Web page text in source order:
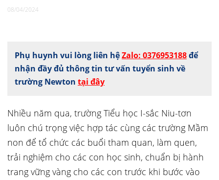
08/04/2024
Phụ huynh vui lòng liên hệZalo: 0376953188để
nhận đầy đủ thông tin tư vấn tuyển sinh về
trường Newton tại đây
Nhiều năm qua, trường Tiểu học I-sắc Niu-tơn
luôn chú trọng việc hợp tác cùng các trường Mầm
non để tổ chức các buổi tham quan, làm quen,
trải nghiệm cho các con học sinh, chuẩn bị hành
trang vững vàng cho các con trước khi bước vào